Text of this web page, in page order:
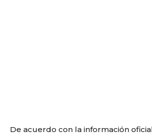
De acuerdo con la información